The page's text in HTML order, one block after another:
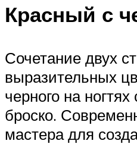
Красный с
Сочетание двух
выразительных
черного на
броско.
мастера для